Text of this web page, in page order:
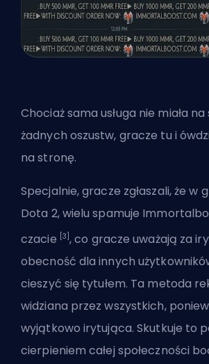
Chociaż sama usługa nie miała
żadnych oszustw, gracze tu i
na stronę.
Specjalnie, gracze zgłaszali, że w
Dota 2, wielu spamuje
czacie [3] , co gracze uważają za
obecność dla innych
cieszyć się tytułem. Ta metoda
widziana przez wszystkich,
wyjątkowo irytująca. Skutkuje to
cierpieniem całej społeczności